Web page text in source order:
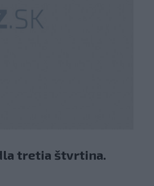
tretia štvrtina.